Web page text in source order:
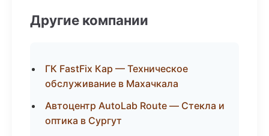
Другие компании
ГК FastFix Кар — Техническое
обслуживание в Махачкала
Автоцентр AutoLab Route — Стекла и
оптика в Сургут